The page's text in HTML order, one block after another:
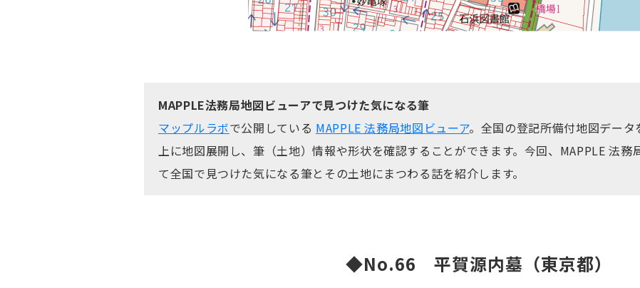
MAPPLE法務局地図ビューアで見つけた気になる筆
マップルラボで公開している MAPPLE 法務局地図ビューア。全国の登記所備付地図デー
上に地図展開し、筆（土地）情報や形状を確認することができます。今回、MAPPLE 法務
て全国で見つけた気になる筆とその土地にまつわる話を紹介します。
◆No.66平賀源内墓（東京都）